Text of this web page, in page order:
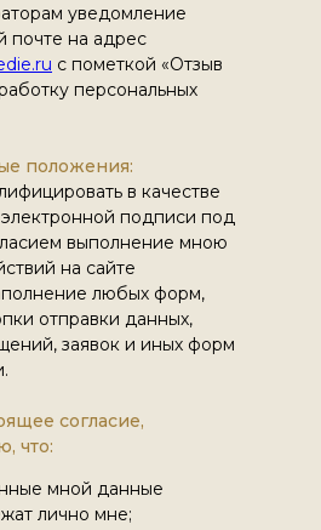
уведомление
почте на адрес
с пометкой «Отзыв
персональных
положения:
в качестве
подписи под
выполнение мною
на сайте
любых форм,
отправки данных,
заявок и иных форм
согласие,
что:
мной данные
лично мне;
Политики
персональных
моих персональных